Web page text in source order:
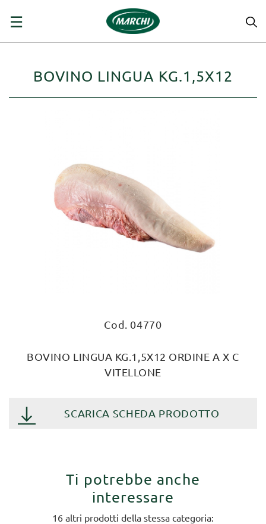
navigazione
☰
BOVINO LINGUA KG.1,5X12
Cod. 04770
BOVINO LINGUA KG.1,5X12 ORDINE A X C
VITELLONE
SCARICA SCHEDA PRODOTTO
Ti potrebbe anche
interessare
16 altri prodotti della stessa categoria: